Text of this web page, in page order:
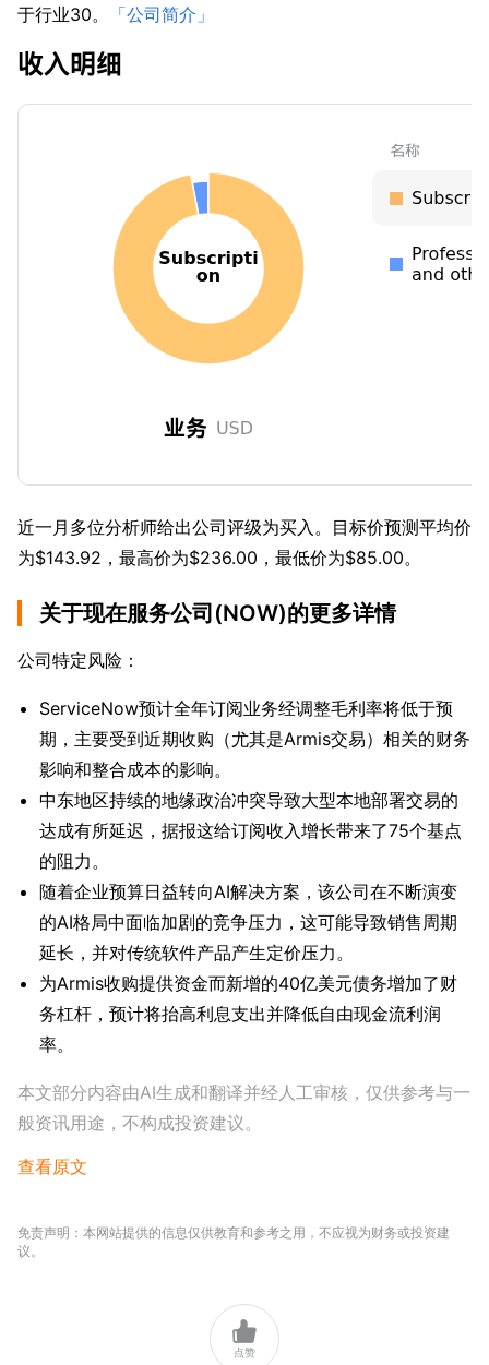
于行业30。 「公司简介」
近一月多位分析师给出公司评级为买入。目标价预测平均价
为$143.92，最高价为$236.00，最低价为$85.00。
关于现在服务公司(NOW)的更多详情
公司特定风险：
ServiceNow预计全年订阅业务经调整毛利率将低于预
期，主要受到近期收购（尤其是Armis交易）相关的财务
影响和整合成本的影响。
中东地区持续的地缘政治冲突导致大型本地部署交易的
达成有所延迟，据报这给订阅收入增长带来了75个基点
的阻力。
随着企业预算日益转向AI解决方案，该公司在不断演变
的AI格局中面临加剧的竞争压力，这可能导致销售周期
延长，并对传统软件产品产生定价压力。
为Armis收购提供资金而新增的40亿美元债务增加了财
务杠杆，预计将抬高利息支出并降低自由现金流利润
率。
本文部分内容由AI生成和翻译并经人工审核，仅供参考与一
般资讯用途，不构成投资建议。
查看原文
免责声明：本网站提供的信息仅供教育和参考之用，不应视为财务或投资建
议。

点赞